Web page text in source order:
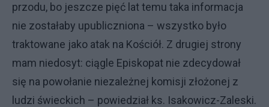
przodu, bo jeszcze pięć lat temu taka informacja
nie zostałaby upubliczniona – wszystko było
traktowane jako atak na Kościół. Z drugiej strony
mam niedosyt: ciągle Episkopat nie zdecydował
się na powołanie niezależnej komisji złożonej z
ludzi świeckich – powiedział ks. Isakowicz-Zaleski.